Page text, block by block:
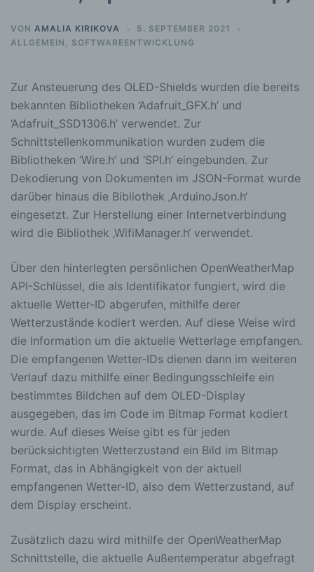
VON AMALIA KIRIKOVA
5. SEPTEMBER 2021
ALLGEMEIN , SOFTWAREENTWICKLUNG
Zur Ansteuerung des OLED-Shields wurden die bereits
bekannten Bibliotheken ‘Adafruit_GFX.h’ und
‘Adafruit_SSD1306.h’ verwendet. Zur
Schnittstellenkommunikation wurden zudem die
Bibliotheken ‘Wire.h’ und ‘SPI.h’ eingebunden. Zur
Dekodierung von Dokumenten im JSON-Format wurde
darüber hinaus die Bibliothek ‚ArduinoJson.h‘
eingesetzt. Zur Herstellung einer Internetverbindung
wird die Bibliothek ‚WifiManager.h‘ verwendet.
Über den hinterlegten persönlichen OpenWeatherMap
API-Schlüssel, die als Identifikator fungiert, wird die
aktuelle Wetter-ID abgerufen, mithilfe derer
Wetterzustände kodiert werden. Auf diese Weise wird
die Information um die aktuelle Wetterlage empfangen.
Die empfangenen Wetter-IDs dienen dann im weiteren
Verlauf dazu mithilfe einer Bedingungsschleife ein
bestimmtes Bildchen auf dem OLED-Display
ausgegeben, das im Code im Bitmap Format kodiert
wurde. Auf dieses Weise gibt es für jeden
berücksichtigten Wetterzustand ein Bild im Bitmap
Format, das in Abhängigkeit von der aktuell
empfangenen Wetter-ID, also dem Wetterzustand, auf
dem Display erscheint.
Zusätzlich dazu wird mithilfe der OpenWeatherMap
Schnittstelle, die aktuelle Außentemperatur abgefragt